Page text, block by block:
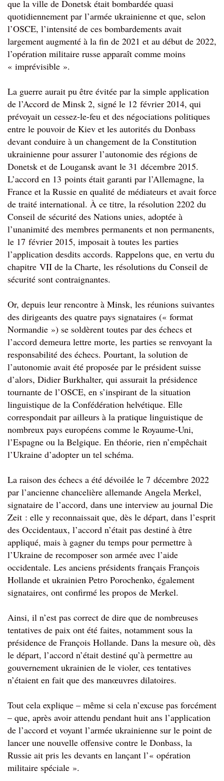
que la ville de Donetsk était bombardée quasi
quotidiennement par l’armée ukrainienne et que, selon
l’OSCE, l’intensité de ces bombardements avait
largement augmenté à la fin de 2021 et au début de 2022,
l’opération militaire russe apparaît comme moins
« imprévisible ».
La guerre aurait pu être évitée par la simple application
de l’Accord de Minsk 2, signé le 12 février 2014, qui
prévoyait un cessez-le-feu et des négociations politiques
entre le pouvoir de Kiev et les autorités du Donbass
devant conduire à un changement de la Constitution
ukrainienne pour assurer l’autonomie des régions de
Donetsk et de Lougansk avant le 31 décembre 2015.
L’accord en 13 points était garanti par l’Allemagne, la
France et la Russie en qualité de médiateurs et avait force
de traité international. À ce titre, la résolution 2202 du
Conseil de sécurité des Nations unies, adoptée à
l’unanimité des membres permanents et non permanents,
le 17 février 2015, imposait à toutes les parties
l’application desdits accords. Rappelons que, en vertu du
chapitre VII de la Charte, les résolutions du Conseil de
sécurité sont contraignantes.
Or, depuis leur rencontre à Minsk, les réunions suivantes
des dirigeants des quatre pays signataires (« format
Normandie ») se soldèrent toutes par des échecs et
l’accord demeura lettre morte, les parties se renvoyant la
responsabilité des échecs. Pourtant, la solution de
l’autonomie avait été proposée par le président suisse
tournante de l’OSCE, en s’inspirant de la situation
linguistique de la Confédération helvétique. Elle
correspondait par ailleurs à la pratique linguistique de
nombreux pays européens comme le Royaume-Uni,
l’Espagne ou la Belgique. En théorie, rien n’empêchait
l’Ukraine d’adopter un tel schéma.
La raison des échecs a été dévoilée le 7 décembre 2022
par l’ancienne chancelière allemande Angela Merkel,
signataire de l’accord, dans une interview au journal Die
Zeit : elle y reconnaissait que, dès le départ, dans l’esprit
des Occidentaux, l’accord n’était pas destiné à être
appliqué, mais à gagner du temps pour permettre à
l’Ukraine de recomposer son armée avec l’aide
occidentale. Les anciens présidents français François
Hollande et ukrainien Petro Porochenko, également
signataires, ont confirmé les propos de Merkel.
Ainsi, il n’est pas correct de dire que de nombreuses
tentatives de paix ont été faites, notamment sous la
présidence de François Hollande. Dans la mesure où, dès
le départ, l’accord n’était destiné qu’à permettre au
gouvernement ukrainien de le violer, ces tentatives
n’étaient en fait que des manœuvres dilatoires.
Tout cela explique – même si cela n’excuse pas forcément
– que, après avoir attendu pendant huit ans l’application
de l’accord et voyant l’armée ukrainienne sur le point de
lancer une nouvelle offensive contre le Donbass, la
Russie ait pris les devants en lançant l’« opération
militaire spéciale ».